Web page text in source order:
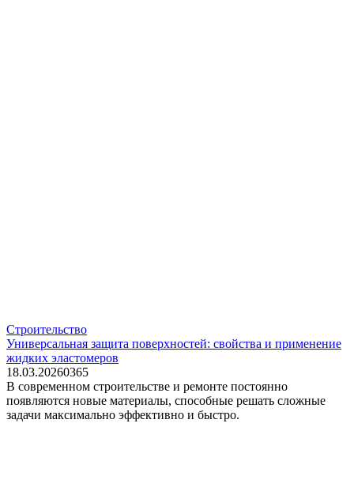
Строительство
Универсальная защита поверхностей: свойства и применение
жидких эластомеров
18.03.20260365
В современном строительстве и ремонте постоянно
появляются новые материалы, способные решать сложные
задачи максимально эффективно и быстро.